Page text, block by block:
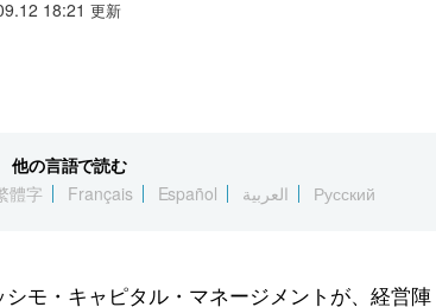
18:21 更新
他の言語で読む
體字 Français Español العربية Русский
モ・キャピタル・マネージメントが、経営陣